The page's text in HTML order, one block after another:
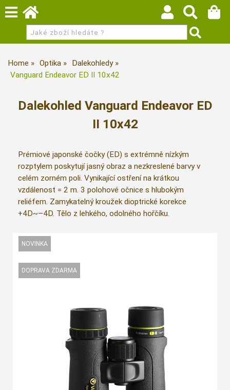
Home Optika
Dalekohledy
Vanguard Endeavor ED II 10x42
Dalekohled Vanguard Endeavor ED
II 10x42
Prémiové japonské čočky (ED) s extrémně nízkým
rozptylem poskytují jasný obraz a nezkreslené barvy v
celém zorném poli. Vynikající ostření na krátkou
vzdálenost = 2 m. 3 polohové očnice s hlubokým
reliéfem. Zamykatelný kroužek dioptrické korekce
+4D~–4D. Tělo z lehkého, odolného hořčíku.